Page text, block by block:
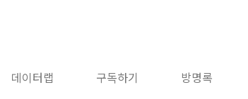
데이터랩 구독하기 방명록